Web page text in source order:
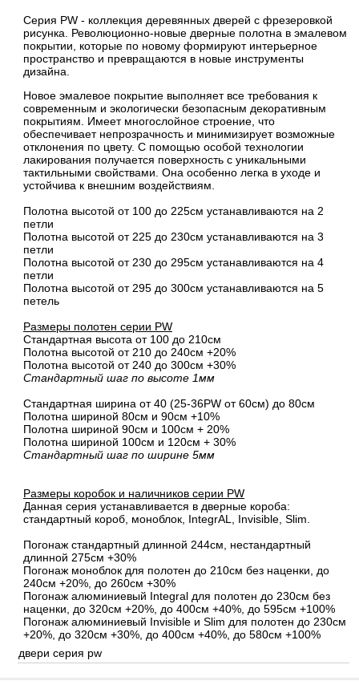
Серия PW - коллекция деревянных дверей с фрезеровкой
рисунка. Революционно-новые дверные полотна в эмалевом
покрытии, которые по новому формируют интерьерное
пространство и превращаются в новые инструменты
дизайна.
Новое эмалевое покрытие выполняет все требования к
современным и экологически безопасным декоративным
покрытиям. Имеет многослойное строение, что
обеспечивает непрозрачность и минимизирует возможные
отклонения по цвету. С помощью особой технологии
лакирования получается поверхность с уникальными
тактильными свойствами. Она особенно легка в уходе и
устойчива к внешним воздействиям.
Полотна высотой от 100 до 225см устанавливаются на 2
петли
Полотна высотой от 225 до 230см устанавливаются на 3
петли
Полотна высотой от 230 до 295см устанавливаются на 4
петли
Полотна высотой от 295 до 300см устанавливаются на 5
петель
Размеры полотен серии PW
Стандартная высота от 100 до 210см
Полотна высотой от 210 до 240см +20%
Полотна высотой от 240 до 300см +30%
Стандартный шаг по высоте 1мм
Стандартная ширина от 40 (25-36PW от 60см) до 80см
Полотна шириной 80cм и 90cм +10%
Полотна шириной 90см и 100см + 20%
Полотна шириной 100см и 120см + 30%
Стандартный шаг по ширине 5мм
Размеры коробок и наличников серии PW
Данная серия устанавливается в дверные короба:
стандартный короб, моноблок, IntegrAL, Invisible, Slim.
Погонаж стандартный длинной 244см, нестандартный
длинной 275см +30%
Погонаж моноблок для полотен до 210см без наценки, до
240см +20%, до 260см +30%
Погонаж алюминиевый Integral для полотен до 230см без
наценки, до 320см +20%, до 400см +40%, до 595см +100%
Погонаж алюминиевый Invisible и Slim для полотен до 230см
+20%, до 320см +30%, до 400см +40%, до 580см +100%
двери серия pw